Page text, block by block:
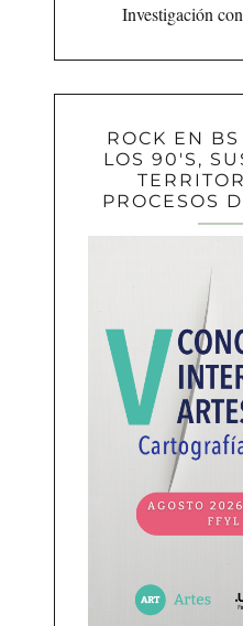
Investigación
ROCK EN
LOS 90'S,
PROCESOS